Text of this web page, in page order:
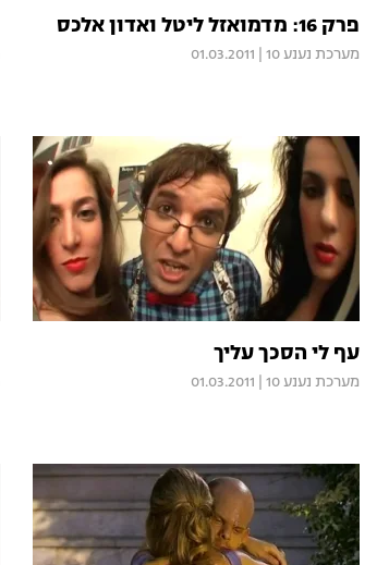
פרק 16: מדמואזל ליטל ואדון אלכס
מערכת נענע 10 01.03.2011
עף לי הסכך עליך
מערכת נענע 10 01.03.2011